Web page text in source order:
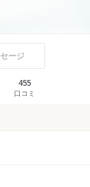
ージ
455
口コミ